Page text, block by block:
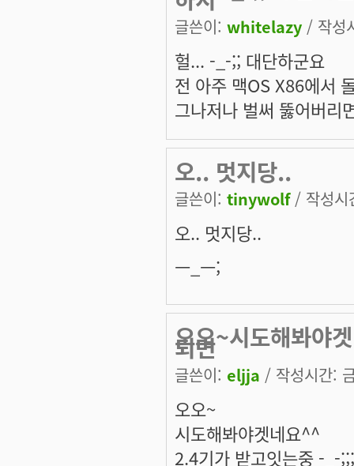
글쓴이: whitelazy / 작성
헐... -_-;; 대단하군요
전 아주 맥OS X86에서
그나저나 벌써 뚫어버리
오.. 멋지당..
글쓴이: tinywolf/ 작성시
오.. 멋지당..
ㅡ_ㅡ;
오오~시도해봐야
되면
글쓴이: eljja / 작성시간:
오오~
시도해봐야겟네요^^
2.4기가 받고잇는중 -_-;;;